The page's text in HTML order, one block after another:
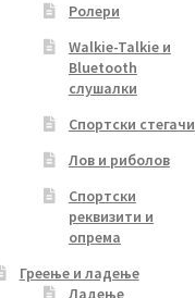
Ролери
Walkie-Talkie и
Bluetooth
слушалки
Спортски стегачи
Лов и риболов
Спортски
реквизити и
опрема
Греење и ладење
Ладење